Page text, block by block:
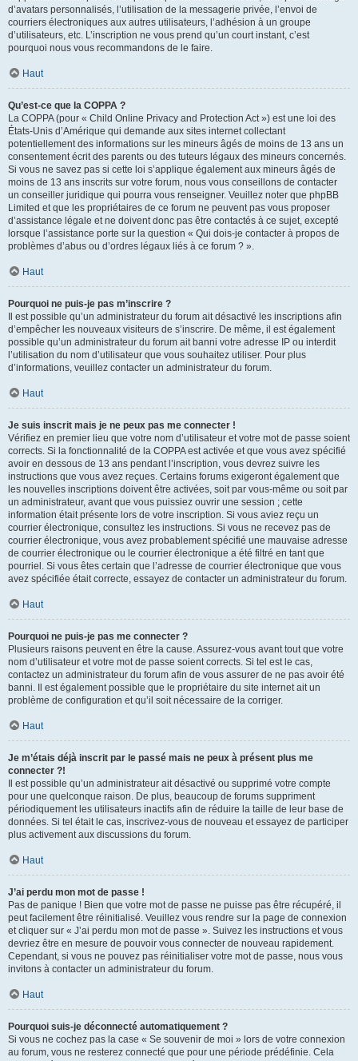
d’avatars personnalisés, l’utilisation de la messagerie privée, l’envoi de
courriers électroniques aux autres utilisateurs, l’adhésion à un groupe
d’utilisateurs, etc. L’inscription ne vous prend qu’un court instant, c’est
pourquoi nous vous recommandons de le faire.
Haut
Qu’est-ce que la COPPA ?
La COPPA (pour « Child Online Privacy and Protection Act ») est une loi des
États-Unis d’Amérique qui demande aux sites internet collectant
potentiellement des informations sur les mineurs âgés de moins de 13 ans un
consentement écrit des parents ou des tuteurs légaux des mineurs concernés.
Si vous ne savez pas si cette loi s’applique également aux mineurs âgés de
moins de 13 ans inscrits sur votre forum, nous vous conseillons de contacter
un conseiller juridique qui pourra vous renseigner. Veuillez noter que phpBB
Limited et que les propriétaires de ce forum ne peuvent pas vous proposer
d’assistance légale et ne doivent donc pas être contactés à ce sujet, excepté
lorsque l’assistance porte sur la question « Qui dois-je contacter à propos de
problèmes d’abus ou d’ordres légaux liés à ce forum ? ».
Haut
Pourquoi ne puis-je pas m’inscrire ?
Il est possible qu’un administrateur du forum ait désactivé les inscriptions afin
d’empêcher les nouveaux visiteurs de s’inscrire. De même, il est également
possible qu’un administrateur du forum ait banni votre adresse IP ou interdit
l’utilisation du nom d’utilisateur que vous souhaitez utiliser. Pour plus
d’informations, veuillez contacter un administrateur du forum.
Haut
Je suis inscrit mais je ne peux pas me connecter !
Vérifiez en premier lieu que votre nom d’utilisateur et votre mot de passe soient
corrects. Si la fonctionnalité de la COPPA est activée et que vous avez spécifié
avoir en dessous de 13 ans pendant l’inscription, vous devrez suivre les
instructions que vous avez reçues. Certains forums exigeront également que
les nouvelles inscriptions doivent être activées, soit par vous-même ou soit par
un administrateur, avant que vous puissiez ouvrir une session ; cette
information était présente lors de votre inscription. Si vous aviez reçu un
courrier électronique, consultez les instructions. Si vous ne recevez pas de
courrier électronique, vous avez probablement spécifié une mauvaise adresse
de courrier électronique ou le courrier électronique a été filtré en tant que
pourriel. Si vous êtes certain que l’adresse de courrier électronique que vous
avez spécifiée était correcte, essayez de contacter un administrateur du forum.
Haut
Pourquoi ne puis-je pas me connecter ?
Plusieurs raisons peuvent en être la cause. Assurez-vous avant tout que votre
nom d’utilisateur et votre mot de passe soient corrects. Si tel est le cas,
contactez un administrateur du forum afin de vous assurer de ne pas avoir été
banni. Il est également possible que le propriétaire du site internet ait un
problème de configuration et qu’il soit nécessaire de la corriger.
Haut
Je m’étais déjà inscrit par le passé mais ne peux à présent plus me
connecter ?!
Il est possible qu’un administrateur ait désactivé ou supprimé votre compte
pour une quelconque raison. De plus, beaucoup de forums suppriment
périodiquement les utilisateurs inactifs afin de réduire la taille de leur base de
données. Si tel était le cas, inscrivez-vous de nouveau et essayez de participer
plus activement aux discussions du forum.
Haut
J’ai perdu mon mot de passe !
Pas de panique ! Bien que votre mot de passe ne puisse pas être récupéré, il
peut facilement être réinitialisé. Veuillez vous rendre sur la page de connexion
et cliquer sur « J’ai perdu mon mot de passe ». Suivez les instructions et vous
devriez être en mesure de pouvoir vous connecter de nouveau rapidement.
Cependant, si vous ne pouvez pas réinitialiser votre mot de passe, nous vous
invitons à contacter un administrateur du forum.
Haut
Pourquoi suis-je déconnecté automatiquement ?
Si vous ne cochez pas la case « Se souvenir de moi » lors de votre connexion
au forum, vous ne resterez connecté que pour une période prédéfinie. Cela